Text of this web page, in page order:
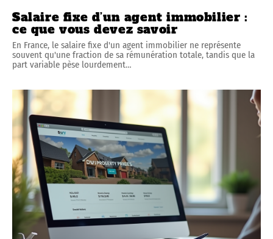
Salaire fixe d’un agent immobilier :
ce que vous devez savoir
En France, le salaire fixe d'un agent immobilier ne représente
souvent qu'une fraction de sa rémunération totale, tandis que la
part variable pèse lourdement…